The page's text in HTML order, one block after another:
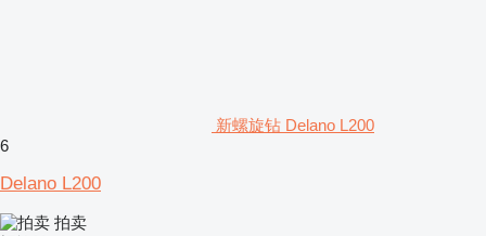
新螺旋钻 Delano L200
6
Delano L200
拍卖